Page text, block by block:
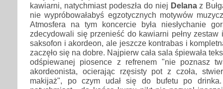
kawiarni, natychmiast podeszła do niej Delanaz
nie wypróbowałabyś egzotycznych motywów
Atmosfera na tym koncercie była niesłychanie
zdecydowali się przenieść do kawiarni pełny zestaw
saksofon i akordeon, ale jeszcze kontrabas i
zaczęło się na dobre. Najpierw cała sala śpiewała
odśpiewanej piosence z refrenem "nie poznasz
akordeonista, ocierając rzęsisty pot z czoła,
makijaż", po czym udał się do bufetu po drinka.